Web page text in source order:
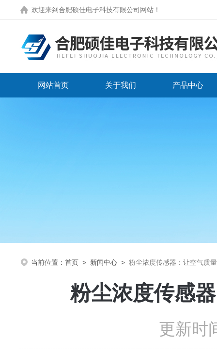
欢迎来到 合肥硕佳电子科技有限公司网站 ！
网站首页 关于我们 产品中心
当前位置： 首页 > 新闻中心 > 粉尘浓度传感器：让空气质
粉尘浓度传感
更新时